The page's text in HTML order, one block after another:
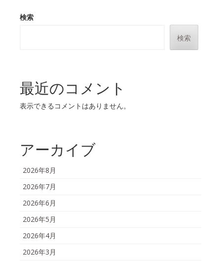
検索
検索
最近のコメント
表示できるコメントはありません。
アーカイブ
2026年8月
2026年7月
2026年6月
2026年5月
2026年4月
2026年3月